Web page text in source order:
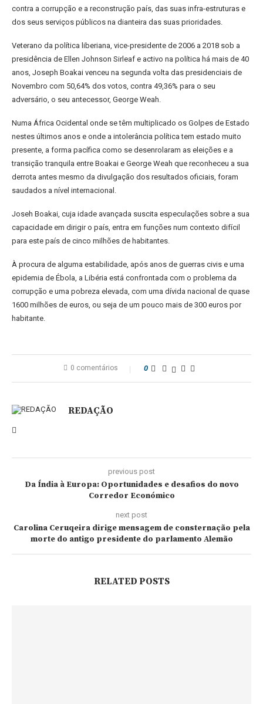
contra a corrupção e a reconstrução país, das suas infra-estruturas e
dos seus serviços públicos na dianteira das suas prioridades.
Veterano da política liberiana, vice-presidente de 2006 a 2018 sob a
presidência de Ellen Johnson Sirleaf e activo na política há mais de 40
anos, Joseph Boakai venceu na segunda volta das presidenciais de
Novembro com 50,64% dos votos, contra 49,36% para o seu
adversário, o seu antecessor, George Weah.
Numa África Ocidental onde se têm multiplicado os Golpes de Estado
nestes últimos anos e onde a intolerância política tem estado muito
presente, a forma pacífica como se desenrolaram as eleições e a
transição tranquila entre Boakai e George Weah que reconheceu a sua
derrota antes mesmo da divulgação dos resultados oficiais, foram
saudados a nível internacional.
Joseh Boakai, cuja idade avançada suscita especulações sobre a sua
capacidade em dirigir o país, entra em funções num contexto difícil
para este país de cinco milhões de habitantes.
À procura de alguma estabilidade, após anos de guerras civis e uma
epidemia de Ébola, a Libéria está confrontada com o problema da
corrupção e uma pobreza elevada, com uma dívida nacional de quase
1600 milhões de euros, ou seja de um pouco mais de 300 euros por
habitante.
0 comentários 0
REDAÇÃO
previous post
Da Índia à Europa: Oportunidades e desafios do novo
Corredor Económico
next post
Carolina Ceruqeira dirige mensagem de consternação pela
morte do antigo presidente do parlamento Alemão
RELATED POSTS